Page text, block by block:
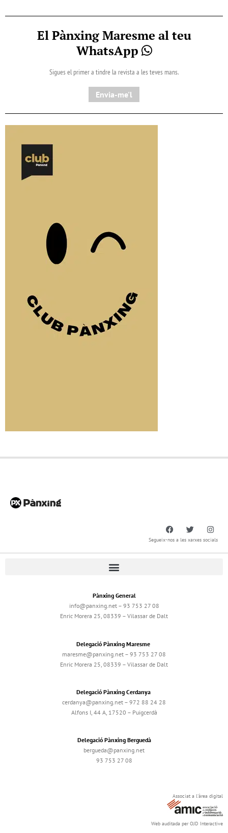
El Pànxing Maresme al teu
WhatsApp
Sigues el primer a tindre la revista a les teves mans.
Envia-me'l
Segueix-nos a les xarxes socials
Pànxing General
info@panxing.net – 93 753 27 08
Enric Morera 25, 08339 – Vilassar de Dalt
Delegació Pànxing Maresme
maresme@panxing.net – 93 753 27 08
Enric Morera 25, 08339 – Vilassar de Dalt
Delegació Pànxing Cerdanya
cerdanya@panxing.net – 972 88 24 28
Alfons I, 44 A, 17520 – Puigcerdà
Delegació Pànxing Berguedà
bergueda@panxing.net
93 753 27 08
Associat a l'àrea digital
Web auditada per OJD Interactive